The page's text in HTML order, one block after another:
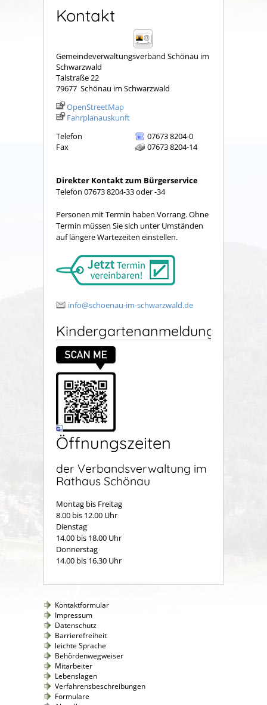
Kontakt
Gemeindeverwaltungsverband Schönau im
Schwarzwald
Talstraße 22
79677 Schönau im Schwarzwald
OpenStreetMap
Fahrplanauskunft
Telefon
07673 8204-0
Fax
07673 8204-14
Direkter Kontakt zum Bürgerservice
Telefon 07673 8204-33 oder -34
Personen mit Termin haben Vorrang. Ohne
Termin müssen Sie sich unter Umständen
auf längere Wartezeiten einstellen.
info@schoenau-im-schwarzwald.de
Kindergartenanmeldung
Öffnungszeiten
der Verbandsverwaltung im
Rathaus Schönau
Montag bis Freitag
8.00 bis 12.00 Uhr
Dienstag
14.00 bis 18.00 Uhr
Donnerstag
14.00 bis 16.30 Uhr
Kontaktformular
Impressum
Datenschutz
Barrierefreiheit
leichte Sprache
Behördenwegweiser
Mitarbeiter
Lebenslagen
Verfahrensbeschreibungen
Formulare